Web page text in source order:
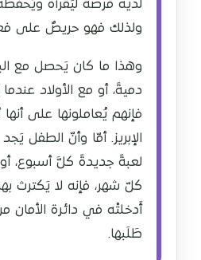
لديه فرصةٌ ليَقرأه
ولذلك فهو حريصٌ على
وهذا ما كان يَحصل مع
دميةً، أو مع الأولاد
فإنهم يُعاملونها على
الإبريز. أمّا وأنّ الطفل
لعبةً جديدةً كلَّ أسبوع،
كلّ شهر، فإنه لا يَكترث
أَدخلتْه في دائرة الأمان
طَلَبها.